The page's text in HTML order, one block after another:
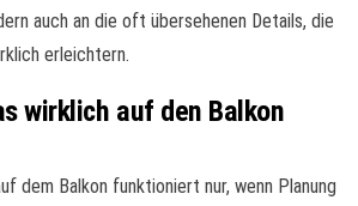
auch an die oft übersehenen Details, die
erleichtern.
wirklich auf den Balkon
dem Balkon funktioniert nur, wenn Planung